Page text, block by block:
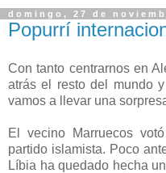
domingo, 27 de
Popurrí
Con tanto centrarnos en
atrás el resto del mundo
vamos a llevar una
El vecino Marruecos
partido islamista. Poco
Líbia ha quedado hecha